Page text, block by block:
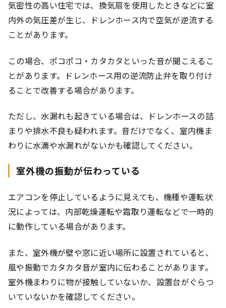
気密性の高い住宅では、換気扇を使用したときなどに室
内外の気圧差が生じ、ドレンホース内で空気が逆流する
ことがあります。
この場合、ポコポコ・カタカタといった音が聞こえるこ
とがあります。ドレンホース用の逆流防止弁を取り付け
ることで改善する場合があります。
ただし、水漏れも起きている場合は、ドレンホースの詰
まりや排水不良も疑われます。音だけでなく、室内機ま
わりに水滴や水漏れがないかも確認してください。
室外機の振動が伝わっている
エアコンを停止しているように見えても、機種や運転状
況によっては、内部乾燥運転や霜取り運転などで一時的
に動作している場合があります。
また、室外機が壁や窓に近い場所に設置されていると、
風や振動でカタカタ音が室内に伝わることがあります。
室外機まわりに物が接触していないか、設置台がぐらつ
いていないかを確認してください。